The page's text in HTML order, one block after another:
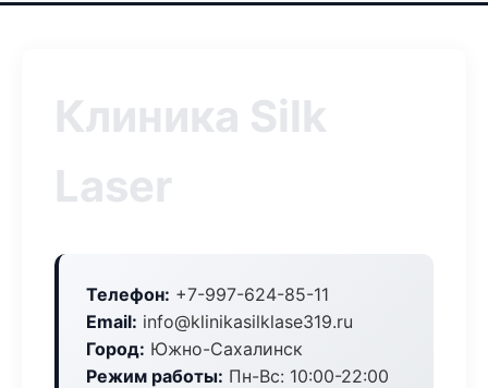
Клиника Silk
Laser
Телефон: +7-997-624-85-11
Email: info@klinikasilklase319.ru
Город: Южно-Сахалинск
Режим работы: Пн-Вс: 10:00-22:00